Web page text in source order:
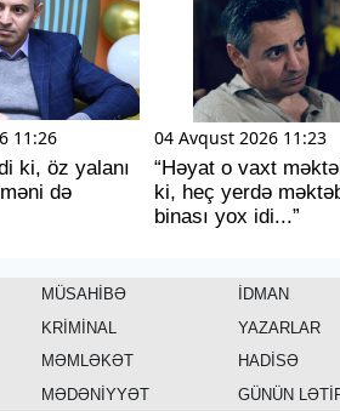
11:26
ki, öz yalanı
də
04 Avqust 2026 11:23
“Həyat o vaxt
ki, heç yerdə
binası yox idi...”
MÜSAHİBƏ
KRİMİNAL
MƏMLƏKƏT
MƏDƏNİYYƏT
İDMAN
YAZARLAR
HADİSƏ
GÜNÜN